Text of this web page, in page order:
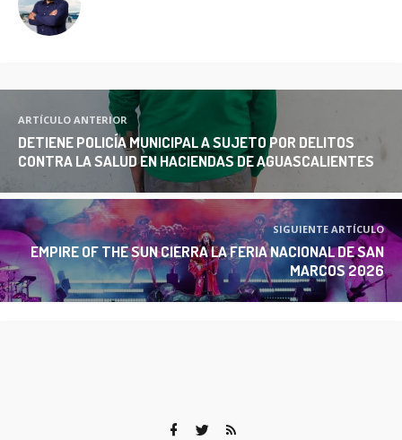
ARTÍCULO ANTERIOR
DETIENE POLICÍA MUNICIPAL A SUJETO POR DELITOS
CONTRA LA SALUD EN HACIENDAS DE AGUASCALIENTES
SIGUIENTE ARTÍCULO
EMPIRE OF THE SUN CIERRA LA FERIA NACIONAL DE SAN
MARCOS 2026